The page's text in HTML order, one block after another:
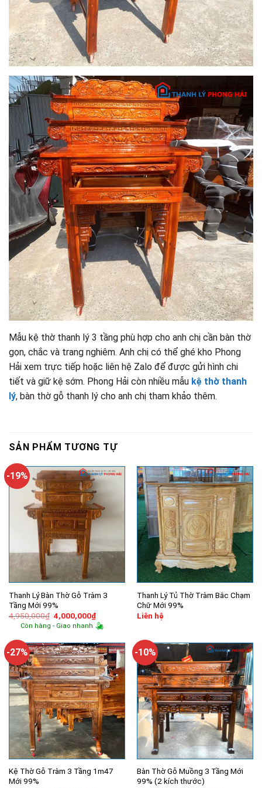
Mẫu kệ thờ thanh lý 3 tầng phù hợp cho anh chị cần bàn thờ
gọn, chắc và trang nghiêm. Anh chị có thể ghé kho Phong
Hải xem trực tiếp hoặc liên hệ Zalo để được gửi hình chi
tiết và giữ kệ sớm. Phong Hải còn nhiều mẫu kệ thờ thanh
lý, bàn thờ gỗ thanh lý cho anh chị tham khảo thêm.
SẢN PHẨM TƯƠNG TỰ
-19%
Thanh Lý Bàn Thờ Gỗ Tràm 3
Tầng Mới 99%
4,950,000₫ Giá
gốc
là:
4,000,000₫Giá
hiện
tại
4,000,000₫.
Còn hàng - Giao nhanh
Thanh Lý Tủ Thờ Tràm Bắc Chạm
Chữ Mới 99%
Liên hệ
-27%
Kệ Thờ Gỗ Tràm 3 Tầng 1m47
Mới 99%
-10%
Bàn Thờ Gỗ Muồng 3 Tầng Mới
99% (2 kích thước)